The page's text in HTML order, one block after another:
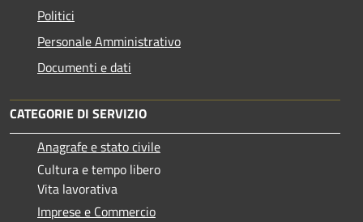
Politici
Personale Amministrativo
Documenti e dati
CATEGORIE DI SERVIZIO
Anagrafe e stato civile
Cultura e tempo libero
Vita lavorativa
Imprese e Commercio